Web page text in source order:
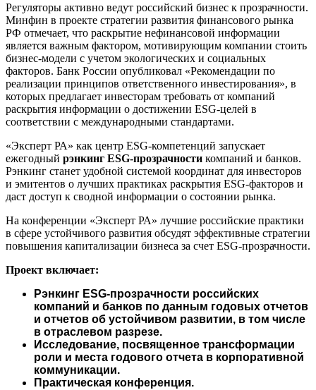
Регуляторы активно ведут российский бизнес к прозрачности.
Минфин в проекте стратегии развития финансового рынка
РФ отмечает, что раскрытие нефинансовой информации
является важным фактором, мотивирующим компании стоить
бизнес-модели с учетом экологических и социальных
факторов. Банк России опубликовал «Рекомендации по
реализации принципов ответственного инвестирования», в
которых предлагает инвесторам требовать от компаний
раскрытия информации о достижении ESG-целей в
соответствии с международными стандартами.
«Эксперт РА» как центр ESG-компетенций запускает
ежегодный рэнкинг ESG-прозрачности компаний и банков.
Рэнкинг станет удобной системой координат для инвесторов
и эмитентов о лучших практиках раскрытия ESG-факторов и
даст доступ к сводной информации о состоянии рынка.
На конференции «Эксперт РА» лучшие российские практики
в сфере устойчивого развития обсудят эффективные стратегии
повышения капитализации бизнеса за счет ESG-прозрачности.
Проект включает:
Рэнкинг ESG-прозрачности российских
компаний и банков по данным годовых отчетов
и отчетов об устойчивом развитии, в том числе
в отраслевом разрезе.
Исследование, посвященное трансформации
роли и места годового отчета в корпоративной
коммуникации.
Практическая конференция.